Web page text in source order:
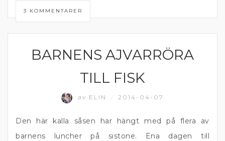
3 KOMMENTARER
SÅS
BARNENS AJVARRÖRA
TILL FISK
av ELIN 2014-04-07
Den här kalla såsen har hängt med på flera av
barnens luncher på sistone. Ena dagen till